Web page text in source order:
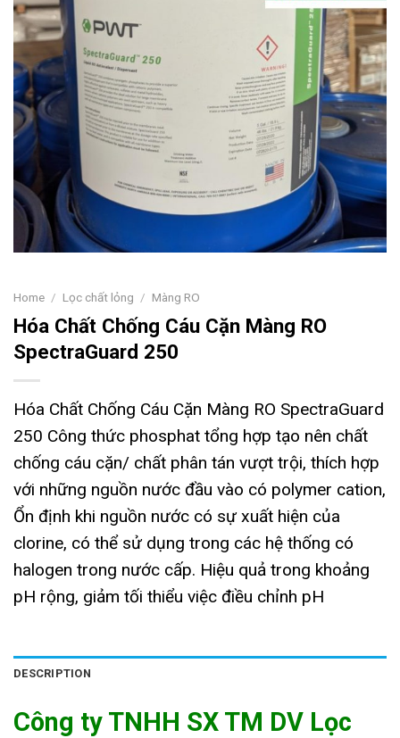
Home / Lọc chất lỏng / Màng RO
Hóa Chất Chống Cáu Cặn Màng RO
SpectraGuard 250
Hóa Chất Chống Cáu Cặn Màng RO SpectraGuard
250 Công thức phosphat tổng hợp tạo nên chất
chống cáu cặn/ chất phân tán vượt trội, thích hợp
với những nguồn nước đầu vào có polymer cation,
Ổn định khi nguồn nước có sự xuất hiện của
clorine, có thể sử dụng trong các hệ thống có
halogen trong nước cấp. Hiệu quả trong khoảng
pH rộng, giảm tối thiểu việc điều chỉnh pH
DESCRIPTION
Công ty TNHH SX TM DV Lọc